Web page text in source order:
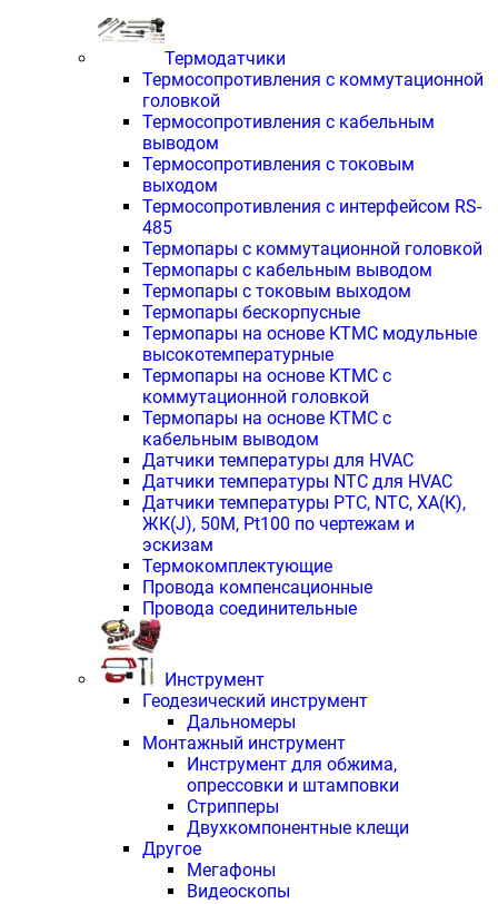
Термодатчики
Термосопротивления с коммутационной
головкой
Термосопротивления с кабельным
выводом
Термосопротивления с токовым
выходом
Термосопротивления с интерфейсом RS-
485
Термопары с коммутационной головкой
Термопары с кабельным выводом
Термопары с токовым выходом
Термопары бескорпусные
Термопары на основе КТМС модульные
высокотемпературные
Термопары на основе КТМС с
коммутационной головкой
Термопары на основе КТМС с
кабельным выводом
Датчики температуры для HVAC
Датчики температуры NTC для HVAC
Датчики температуры PTС, NTC, ХА(К),
ЖК(J), 50М, Pt100 по чертежам и
эскизам
Термокомплектующие
Провода компенсационные
Провода соединительные
Инструмент
Геодезический инструмент
Дальномеры
Монтажный инструмент
Инструмент для обжима,
опрессовки и штамповки
Стрипперы
Двухкомпонентные клещи
Другое
Мегафоны
Видеоскопы